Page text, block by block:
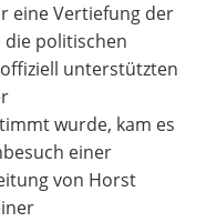
eine Vertiefung der
die politischen
unterstützten
wurde, kam es
einer
von Horst